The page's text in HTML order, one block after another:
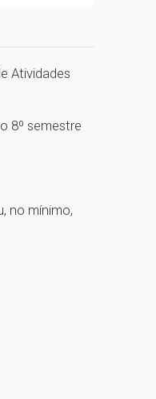
Atividades
8º semestre
no mínimo,